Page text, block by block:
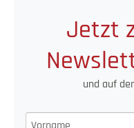
Jetzt
und auf